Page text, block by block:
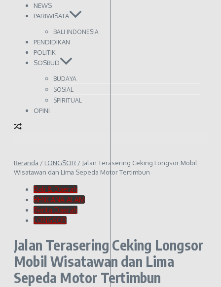
NEWS
PARIWISATA
BALI INDONESIA
PENDIDIKAN
POLITIK
SOSBUD
BUDAYA
SOSIAL
SPIRITUAL
OPINI
Beranda / LONGSOR / Jalan Terasering Ceking Longsor Mobil
Wisatawan dan Lima Sepeda Motor Tertimbun
Bali & Daerah
BENCANA ALAM
Berita Daerah
LONGSOR
Jalan Terasering Ceking Longsor
Mobil Wisatawan dan Lima
Sepeda Motor Tertimbun